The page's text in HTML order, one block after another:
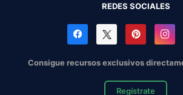
REDES SOCIALES
Consigue recursos exclusivos
Regístrate